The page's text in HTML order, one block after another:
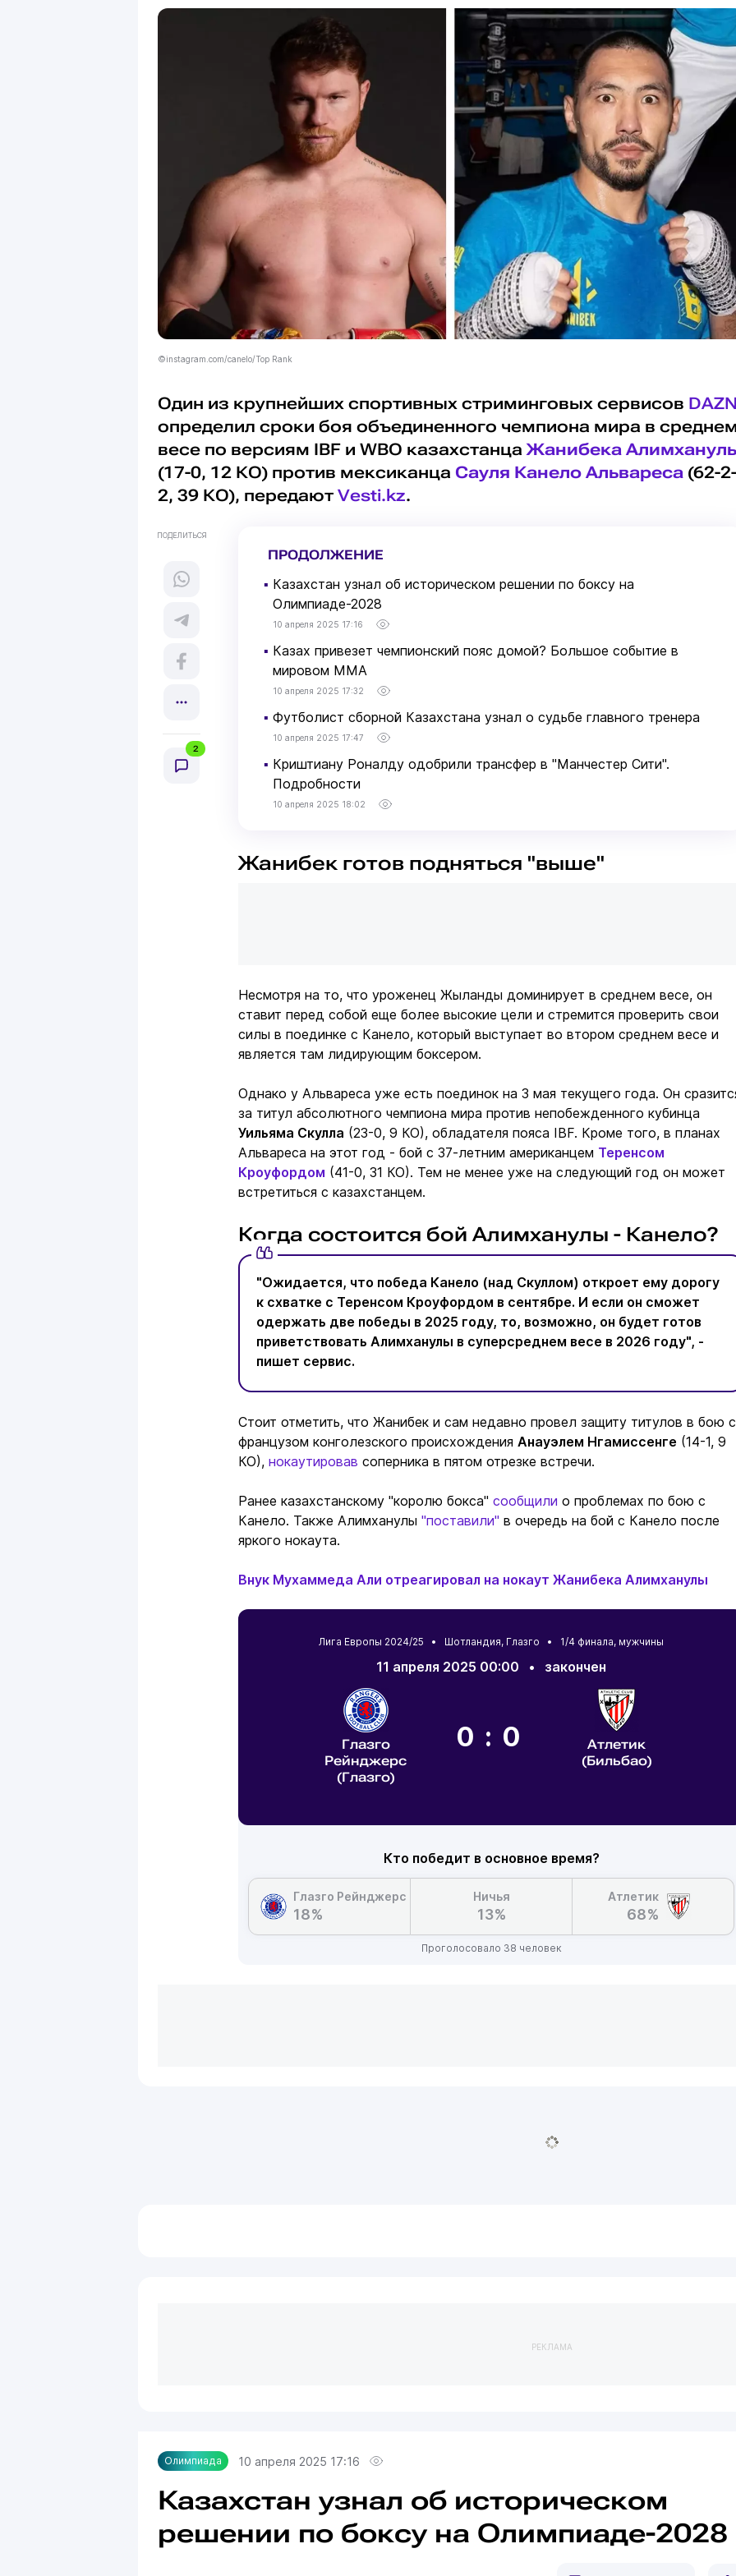
©instagram.com/canelo/Top Rank
Один из крупнейших спортивных стриминговых сервисов
определил сроки боя объединенного чемпиона мира в
весе по версиям IBF и WBO казахстанцаЖанибека
(17-0, 12 КО) против мексиканца Сауля Канело Альвареса (62-2-
2, 39 КО), передают Vesti.kz.
ПОДЕЛИТЬСЯ
2
ПРОДОЛЖЕНИЕ
▪ Казахстан узнал об историческом решении по боксу на
Олимпиаде-2028
10 апреля 2025 17:16
▪ Казах привезет чемпионский пояс домой? Большое событие в
мировом ММА
10 апреля 2025 17:32
▪ Футболист сборной Казахстана узнал о судьбе главного тренера
10 апреля 2025 17:47
▪ Криштиану Роналду одобрили трансфер в "Манчестер Сити".
Подробности
10 апреля 2025 18:02
Жанибек готов подняться "выше"
Несмотря на то, что уроженец Жыланды доминирует в среднем весе, он
ставит перед собой еще более высокие цели и стремится проверить свои
силы в поединке с Канело, который выступает во втором среднем весе и
является там лидирующим боксером.
Однако у Альвареса уже есть поединок на 3 мая текущего года. Он
за титул абсолютного чемпиона мира против непобежденного кубинца
Уильяма Скулла (23-0, 9 КО), обладателя пояса IBF. Кроме того, в планах
Альвареса на этот год - бой с 37-летним американцем Теренсом
Кроуфордом (41-0, 31 КО). Тем не менее уже на следующий год он может
встретиться с казахстанцем.
Когда состоится бой Алимханулы - Канело?
"Ожидается, что победа Канело (над Скуллом) откроет ему дорогу
к схватке с Теренсом Кроуфордом в сентябре. И если он сможет
одержать две победы в 2025 году, то, возможно, он будет готов
приветствовать Алимханулы в суперсреднем весе в 2026 году", -
пишет сервис.
Стоит отметить, что Жанибек и сам недавно провел защиту титулов в бою с
французом конголезского происхождения Анауэлем Нгамиссенге (14-1, 9
КО), нокаутировав соперника в пятом отрезке встречи.
Ранее казахстанскому "королю бокса" сообщили о проблемах по бою с
Канело. Также Алимханулы "поставили" в очередь на бой с Канело после
яркого нокаута.
Внук Мухаммеда Али отреагировал на нокаут Жанибека Алимханулы
Лига Европы 2024/25 • Шотландия, Глазго • 1/4 финала, мужчины
11 апреля 2025 00:00 • закончен
Глазго
Рейнджерс
(Глазго)
0:0
Атлетик
(Бильбао)
Кто победит в основное время?
Глазго Рейнджерс
18%
Ничья
13%
Атлетик
68%
Проголосовало 38 человек
РЕКЛАМА
Олимпиада 10 апреля 2025 17:16
Казахстан узнал об историческом
решении по боксу на Олимпиаде-2028